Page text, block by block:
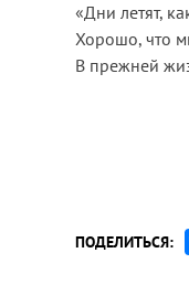
«Дни летят,
Хорошо, что
В прежней
ПОДЕЛИТЬСЯ: